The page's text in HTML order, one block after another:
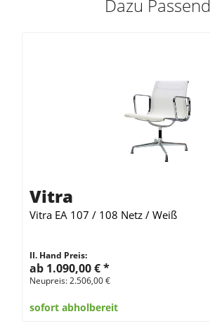
Dazu Passend
Vitra
Vitra EA 107 / 108 Netz / Weiß
II. Hand Preis:
ab 1.090,00 €*
Neupreis: 2.506,00 €
sofort abholbereit